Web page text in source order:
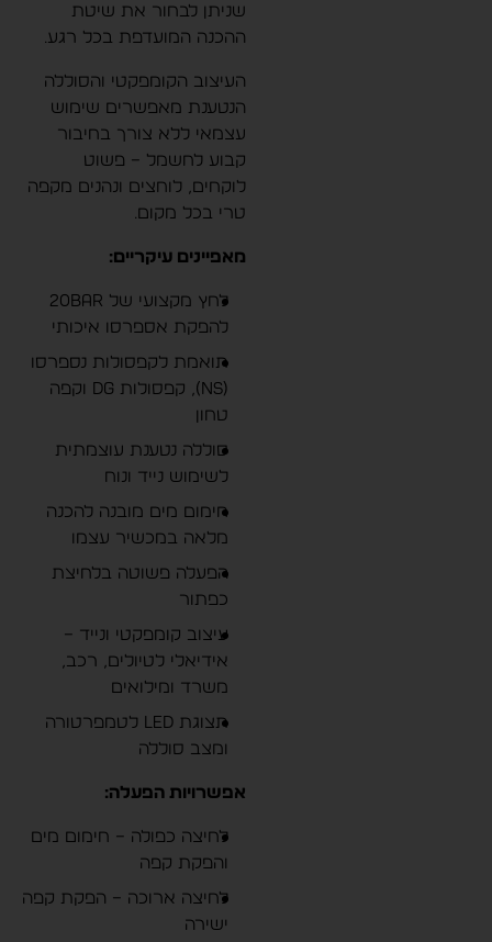
שניתן לבחור את שיטת
ההכנה המועדפת בכל רגע.
העיצוב הקומפקטי והסוללה
הנטענת מאפשרים שימוש
עצמאי ללא צורך בחיבור
קבוע לחשמל – פשוט
לוקחים, לוחצים ונהנים מקפה
טרי בכל מקום.
מאפיינים עיקריים:
לחץ מקצועי של 20Bar
להפקת אספרסו איכותי
תואמת לקפסולות נספרסו
(NS), קפסולות DG וקפה
טחון
סוללה נטענת עוצמתית
לשימוש נייד ונוח
חימום מים מובנה להכנה
מלאה במכשיר עצמו
הפעלה פשוטה בלחיצת
כפתור
עיצוב קומפקטי ונייד –
אידיאלי לטיולים, רכב,
משרד ומילואים
תצוגת LED לטמפרטורה
ומצב סוללה
אפשרויות הפעלה:
לחיצה כפולה – חימום מים
והפקת קפה
לחיצה ארוכה – הפקת קפה
ישירה